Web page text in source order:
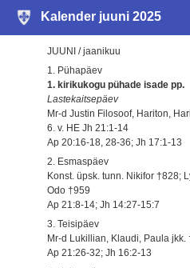
Kalender juuni 2025
JUUNI / jaanikuu
1. Pühapäev
1. kirikukogu pühade isade pp.
Lastekaitsepäev
Mr-d Justin Filosoof, Hariton,
6. v. HE Jh 21:1-14
Ap 20:16-18, 28-36; Jh 17:1-13
2. Esmaspäev
Konst. üpsk. tunn. Nikifor †828;
Odo †959
Ap 21:8-14; Jh 14:27-15:7
3. Teisipäev
Mr-d Lukillian, Klaudi, Paula jkk.
Ap 21:26-32; Jh 16:2-13